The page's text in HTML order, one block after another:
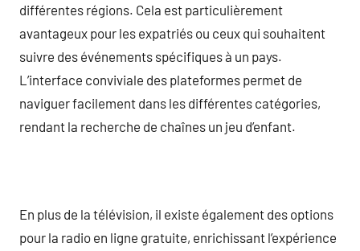
différentes régions. Cela est particulièrement
avantageux pour les expatriés ou ceux qui souhaitent
suivre des événements spécifiques à un pays.
L’interface conviviale des plateformes permet de
naviguer facilement dans les différentes catégories,
rendant la recherche de chaînes un jeu d’enfant.
En plus de la télévision, il existe également des options
pour la radio en ligne gratuite, enrichissant l’expérience